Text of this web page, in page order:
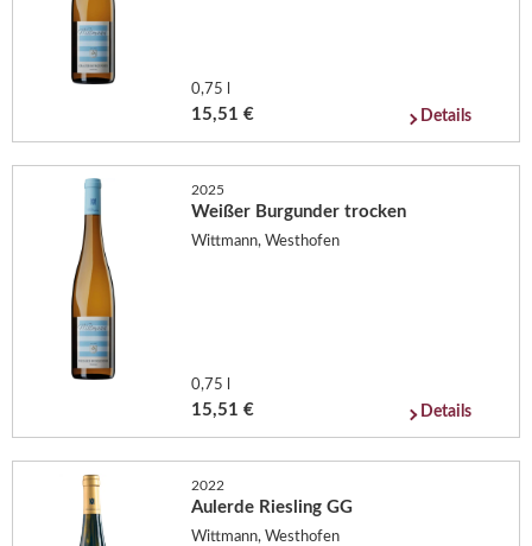
0,75 l
15,51 € Details
2025
Weißer Burgunder trocken
Wittmann, Westhofen
0,75 l
15,51 € Details
2022
Aulerde Riesling GG
Wittmann, Westhofen